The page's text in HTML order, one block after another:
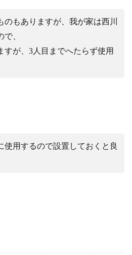
のもありますが、我が家は西川
、
すが、3人目までへたらず使用
使用するので設置しておくと良